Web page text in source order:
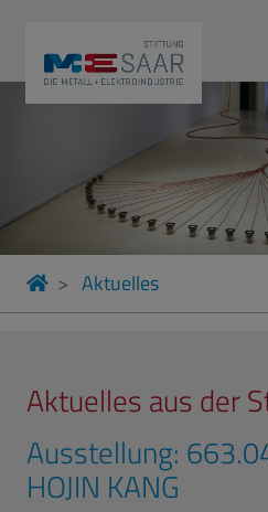
Aktuelles
Aktuelles aus der
Ausstellung:
HOJIN KANG